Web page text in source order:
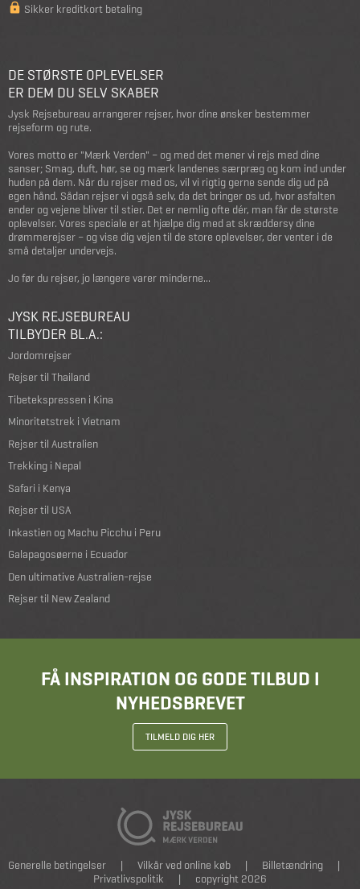
Sikker kreditkort betaling
DE STØRSTE OPLEVELSER
ER DEM DU SELV SKABER
Jysk Rejsebureau arrangerer rejser, hvor dine ønsker bestemmer
rejseform og rute.
Vores motto er "Mærk Verden" – og med det mener vi rejs med dine
sanser; Smag, duft, hør, se og mærk landenes særpræg og kom ind under
huden på dem. Når du rejser med os, vil vi rigtig gerne sende dig ud på
egen hånd. Sådan rejser vi også selv, da det bringer os ud, hvor asfalten
ender og vejene bliver til stier. Det er nemlig ofte dér, man får de største
oplevelser. Vores speciale er at hjælpe dig med at skræddersy dine
drømmerejser – og vise dig vejen til de store oplevelser, der venter i de
små detaljer undervejs.
Jo før du rejser, jo længere varer minderne...
JYSK REJSEBUREAU
TILBYDER BL.A.:
Jordomrejser
Rejser til Thailand
Tibetekspressen i Kina
Minoritetstrek i Vietnam
Rejser til Australien
Trekking i Nepal
Safari i Kenya
Rejser til USA
Inkastien og Machu Picchu i Peru
Galapagosøerne i Ecuador
Den ultimative Australien-rejse
Rejser til New Zealand
FÅ INSPIRATION OG GODE TILBUD I
NYHEDSBREVET
TILMELD DIG HER
Generelle betingelser | Vilkår ved online køb | Billetændring
|
Privatlivspolitik
| copyright 2026